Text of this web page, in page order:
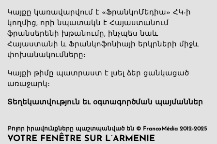
Կայքը կառավարվում է «ՖրանկոՄեդիա» ՀԿ-ի
կողմից, որի նպատակն է Հայաստանում
ֆրանսերենի խթանումը, ինչպես նաև
Հայաստանի և Ֆրանկոֆոնիայի երկրների միջև
փոխանակումները։
Կայքի թիմը պատրաստ է լսել ձեր ցանկացած
առաջարկ։
Տեղեկատվություն եւ օգտագործման պայմաններ
Բոլոր իրավունքները պաշտպանված են © FrancoMédia 2012-2025
VOTRE FENÊTRE SUR L’ARMENIE